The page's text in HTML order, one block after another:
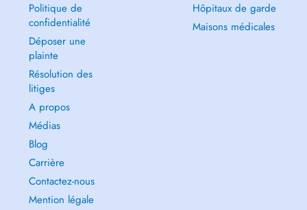
Politique de
confidentialité
Déposer une
plainte
Résolution des
litiges
A propos
Médias
Blog
Carrière
Contactez-nous
Mention légale
Hôpitaux de garde
Maisons médicales